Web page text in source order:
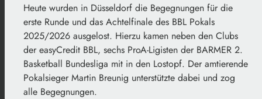
Heute wurden in Düsseldorf die Begegnungen für die
erste Runde und das Achtelfinale des BBL Pokals
2025/2026 ausgelost. Hierzu kamen neben den Clubs
der easyCredit BBL, sechs ProA-Ligisten der BARMER 2.
Basketball Bundesliga mit in den Lostopf. Der amtierende
Pokalsieger Martin Breunig unterstützte dabei und zog
alle Begegnungen.